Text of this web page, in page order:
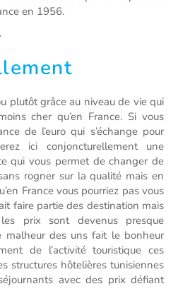
en 1956.
plutôt grâce au niveau de vie qui
cher qu’en France. Si vous
de l’euro qui s’échange pour
ici conjoncturellement une
qui vous permet de changer de
rogner sur la qualité mais en
France vous pourriez pas vous
faire partie des destination mais
prix sont devenus presque
malheur des uns fait le bonheur
de l’activité touristique ces
structures hôtelières tunisiennes
avec des prix défiant